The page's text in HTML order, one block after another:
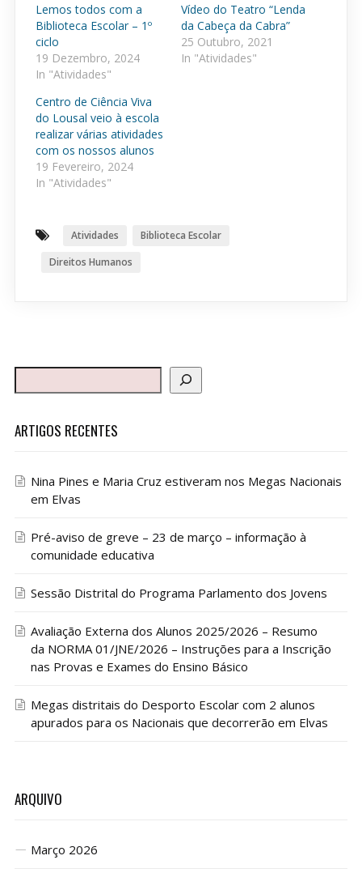
Lemos todos com a
Biblioteca Escolar – 1º
ciclo
19 Dezembro, 2024
In "Atividades"
Vídeo do Teatro “Lenda
da Cabeça da Cabra”
25 Outubro, 2021
In "Atividades"
Centro de Ciência Viva
do Lousal veio à escola
realizar várias atividades
com os nossos alunos
19 Fevereiro, 2024
In "Atividades"
Atividades
Biblioteca Escolar
Direitos Humanos
ARTIGOS RECENTES
Nina Pines e Maria Cruz estiveram nos Megas Nacionais
em Elvas
Pré-aviso de greve – 23 de março – informação à
comunidade educativa
Sessão Distrital do Programa Parlamento dos Jovens
Avaliação Externa dos Alunos 2025/2026 – Resumo
da NORMA 01/JNE/2026 – Instruções para a Inscrição
nas Provas e Exames do Ensino Básico
Megas distritais do Desporto Escolar com 2 alunos
apurados para os Nacionais que decorrerão em Elvas
ARQUIVO
Março 2026